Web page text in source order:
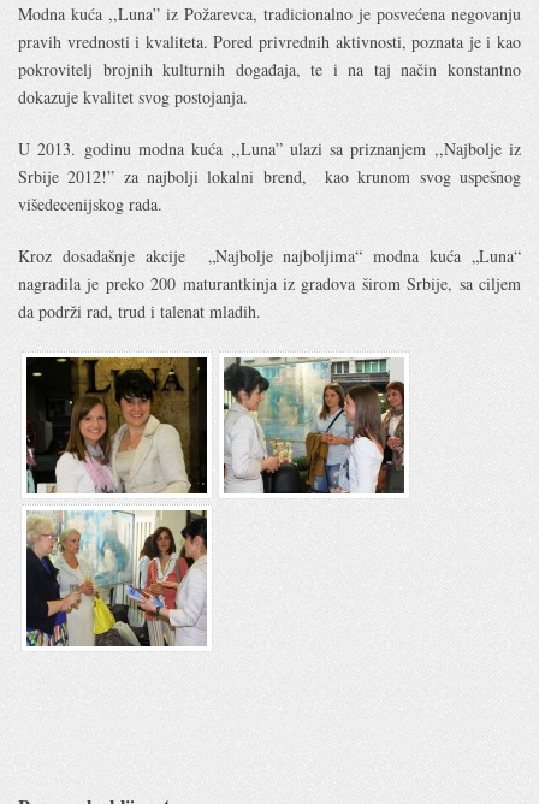
Modna kuća ,,Luna” iz Požarevca, tradicionalno je posvećena negovanju
pravih vrednosti i kvaliteta. Pored privrednih aktivnosti, poznata je i kao
pokrovitelj brojnih kulturnih događaja, te i na taj način konstantno
dokazuje kvalitet svog postojanja.
U 2013. godinu modna kuća ,,Luna” ulazi sa priznanjem ,,Najbolje iz
Srbije 2012!” za najbolji lokalni brend, kao krunom svog uspešnog
višedecenijskog rada.
Kroz dosadašnje akcije „Najbolje najboljima“ modna kuća „Luna“
nagradila je preko 200 maturantkinja iz gradova širom Srbije, sa ciljem
da podrži rad, trud i talenat mladih.